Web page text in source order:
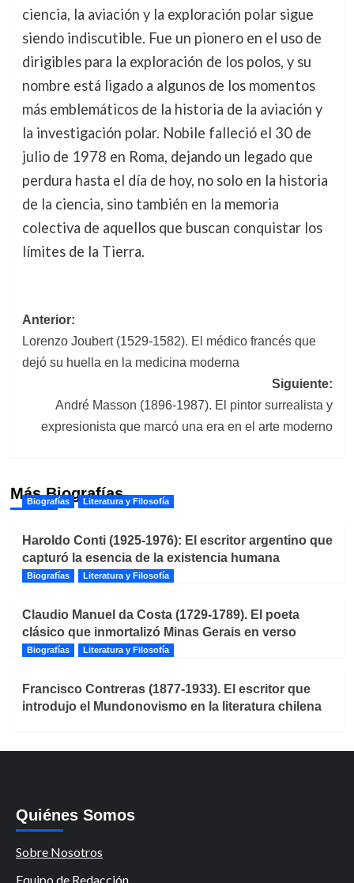
ciencia, la aviación y la exploración polar sigue
siendo indiscutible. Fue un pionero en el uso de
dirigibles para la exploración de los polos, y su
nombre está ligado a algunos de los momentos
más emblemáticos de la historia de la aviación y
la investigación polar. Nobile falleció el 30 de
julio de 1978 en Roma, dejando un legado que
perdura hasta el día de hoy, no solo en la historia
de la ciencia, sino también en la memoria
colectiva de aquellos que buscan conquistar los
límites de la Tierra.
Navegación
de
entradas
Anterior:
Lorenzo Joubert (1529-1582). El médico francés que
dejó su huella en la medicina moderna
Siguiente:
André Masson (1896-1987). El pintor surrealista y
expresionista que marcó una era en el arte moderno
Más Biografías
Biografías Literatura y Filosofía
Haroldo Conti (1925-1976): El escritor argentino que
capturó la esencia de la existencia humana
Biografías Literatura y Filosofía
Claudio Manuel da Costa (1729-1789). El poeta
clásico que inmortalizó Minas Gerais en verso
Biografías Literatura y Filosofía
Francisco Contreras (1877-1933). El escritor que
introdujo el Mundonovismo en la literatura chilena
Quiénes Somos
Sobre Nosotros
Equipo de Redacción